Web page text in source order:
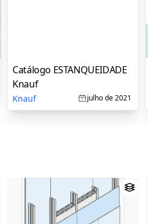
Catálogo ESTANQUEIDADE
Knauf
Knauf julho de 2021